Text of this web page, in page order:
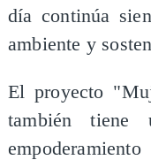
día continúa
ambiente y
El proyecto
también tiene